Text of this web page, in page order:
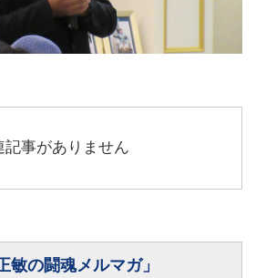
記事がありません
敏の闘魂メルマガ」